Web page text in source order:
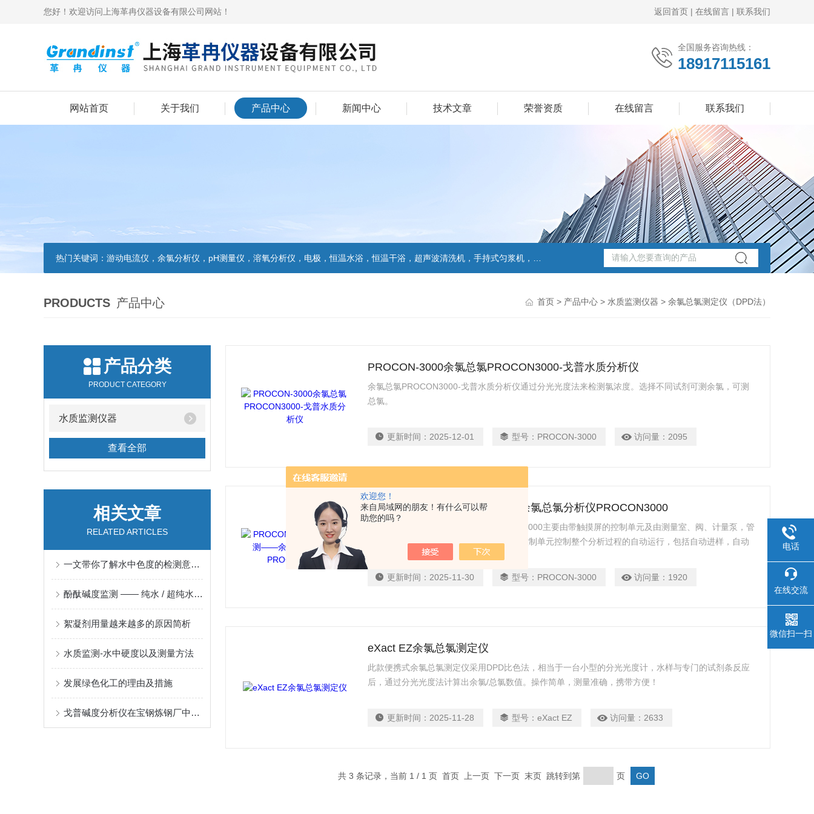
欢迎您！
来自局域网的朋友！有什么可以帮
助您的吗？
您好！欢迎访问上海革冉仪器设备有限公司网站！ 返回首页 | 在线留言 | 联系我们
全国服务咨询热线：
18917115161
网站首页 关于我们 产品中心 新闻中心 技术文章 荣誉资质 在线留言 联系我们
热门关键词： 游动电流仪，余氯分析仪，pH测量仪，溶氧分析仪，电极，恒温水浴，恒温干浴，超声波清洗机，手持式匀浆机，匀浆分散机,
PRODUCTS 产品中心 首页 > 产品中心 > 水质监测仪器 > 余氯总氯测定仪（DPD法）
产品分类
PRODUCT CATEGORY
水质监测仪器
查看全部
相关文章
RELATED ARTICLES
一文带你了解水中色度的检测意义及方法
酚酞碱度监测 —— 纯水 / 超纯水系统稳定运行的关键
絮凝剂用量越来越多的原因简析
水质监测-水中硬度以及测量方法
发展绿色化工的理由及措施
戈普碱度分析仪在宝钢炼钢厂中的现场监测方案与应用
PROCON-3000余氯总氯PROCON3000-戈普水质分析仪
余氯总氯PROCON3000-戈普水质分析仪通过分光光度法来检测氯浓度。选择不同试剂可测余氯，可测
总氯。
更新时间： 2025-12-01 型号： PROCON-3000 访问量： 2095
PROCON-3000氯含量检测——余氯总氯分析仪PROCON3000
氯含量检测——余氯总氯分析仪PROCON3000主要由带触摸屏的控制单元及由测量室、阀、计量泵，管
路组成的分析单元构成。含有微处理器的控制单元控制整个分析过程的自动运行，包括自动进样，自动
清洗，泵入试剂及光度检测。
更新时间： 2025-11-30 型号： PROCON-3000 访问量： 1920
eXact EZ余氯总氯测定仪
此款便携式余氯总氯测定仪采用DPD比色法，相当于一台小型的分光光度计，水样与专门的试剂条反应
后，通过分光光度法计算出余氯/总氯数值。操作简单，测量准确，携带方便！
更新时间： 2025-11-28 型号：eXact EZ 访问量： 2633
共 3 条记录，当前 1 / 1 页 首页 上一页 下一页 末页 跳转到第 页
电话
在线交流
微信扫一扫